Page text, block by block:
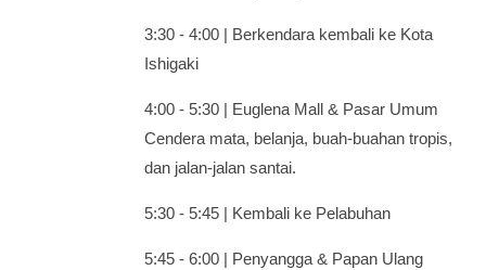
3:30 - 4:00 | Berkendara kembali ke Kota
Ishigaki
4:00 - 5:30 | Euglena Mall & Pasar Umum
Cendera mata, belanja, buah-buahan tropis,
dan jalan-jalan santai.
5:30 - 5:45 | Kembali ke Pelabuhan
5:45 - 6:00 | Penyangga & Papan Ulang